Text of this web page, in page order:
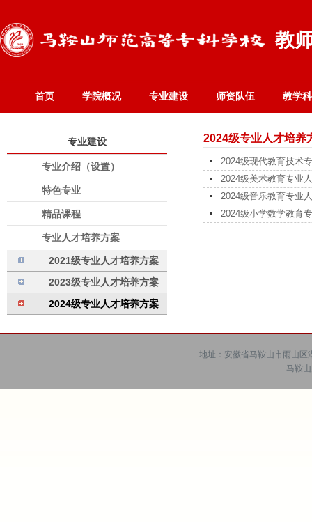
教
首页 学院概况 专业建设 师资队伍 教学
专业建设
专业介绍（设置）
特色专业
精品课程
专业人才培养方案
2021级专业人才培养方案
2023级专业人才培养方案
2024级专业人才培养方案
2024级专业人才培养
2024级现代教育技术
2024级美术教育专业
2024级音乐教育专业
2024级小学数学教育
地址：安徽省马鞍山市雨山
马鞍